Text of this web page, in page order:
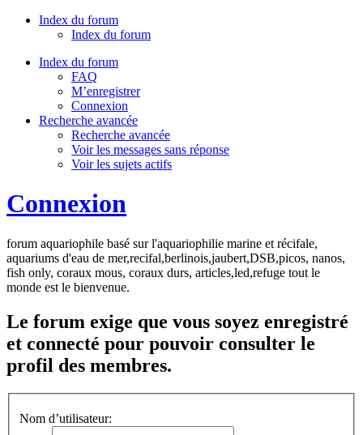
Index du forum
Index du forum
Index du forum
FAQ
M’enregistrer
Connexion
Recherche avancée
Recherche avancée
Voir les messages sans réponse
Voir les sujets actifs
Connexion
forum aquariophile basé sur l'aquariophilie marine et récifale,
aquariums d'eau de mer,recifal,berlinois,jaubert,DSB,picos, nanos,
fish only, coraux mous, coraux durs, articles,led,refuge tout le
monde est le bienvenue.
Le forum exige que vous soyez enregistré
et connecté pour pouvoir consulter le
profil des membres.
Nom d’utilisateur: